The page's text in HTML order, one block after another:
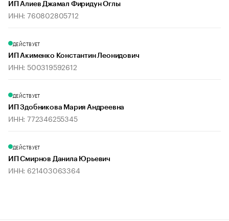
ИП Алиев Джамал Фиридун Оглы
ИНН: 760802805712
ДЕЙСТВУЕТ
ИП Акименко Константин Леонидович
ИНН: 500319592612
ДЕЙСТВУЕТ
ИП Здобникова Мария Андреевна
ИНН: 772346255345
ДЕЙСТВУЕТ
ИП Смирнов Данила Юрьевич
ИНН: 621403063364